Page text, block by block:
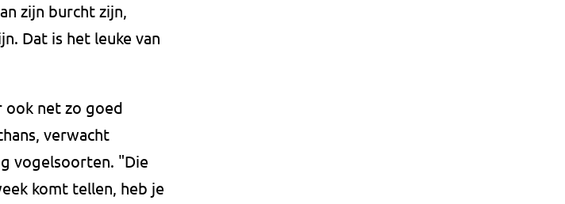
zijn burcht zijn,
Dat is het leuke van
ook net zo goed
verwacht
vogelsoorten. "Die
komt tellen, heb je